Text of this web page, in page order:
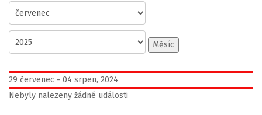
Měsíc
29 červenec - 04 srpen, 2024
Nebyly nalezeny žádné události